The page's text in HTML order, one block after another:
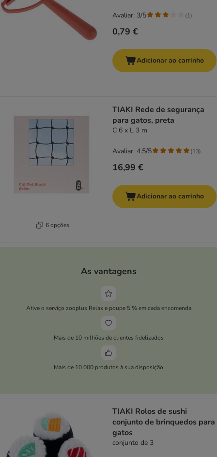
0,79 €
Avaliar: 3/5 (1)
Adicionar ao carrinho
6 opções
TIAKI Rede de segurança
para gatos, preta
C 6 x L 3 m
16,99 €
Avaliar: 4.5/5 (13)
Adicionar ao carrinho
As vantagens
Ative o serviço zooplus Relax e poupe 5 % em cada encomenda
Mais de 10 milhões de clientes fidelizados
Mais de 10.000 produtos à sua disposição
TIAKI Rolos de sushi
conjunto de brinquedos para
gatos
conjunto de 3